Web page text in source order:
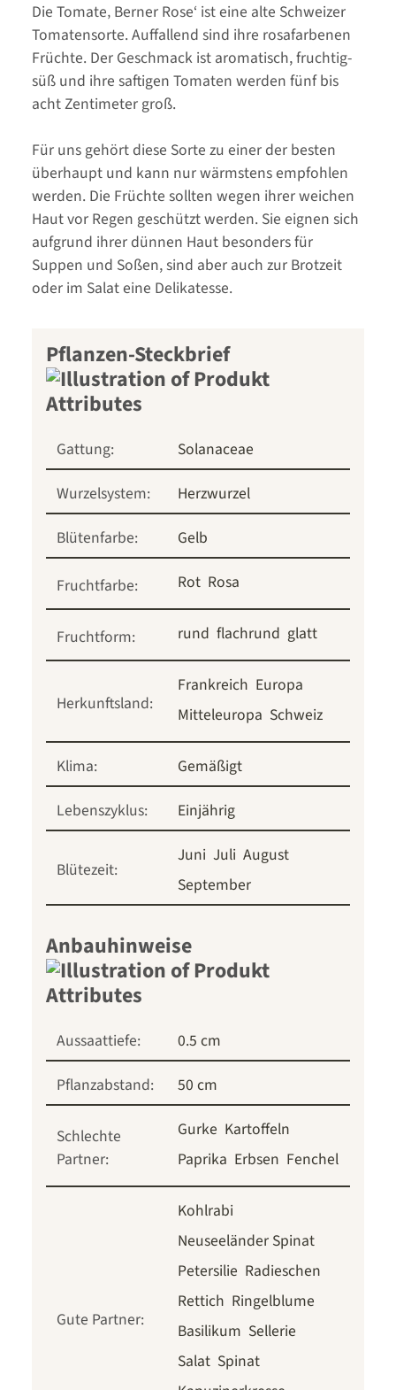
Die Tomate‚ Berner Rose‘ ist eine alte Schweizer
Tomatensorte. Auffallend sind ihre rosafarbenen
Früchte. Der Geschmack ist aromatisch, fruchtig-
süß und ihre saftigen Tomaten werden fünf bis
acht Zentimeter groß.
Für uns gehört diese Sorte zu einer der besten
überhaupt und kann nur wärmstens empfohlen
werden. Die Früchte sollten wegen ihrer weichen
Haut vor Regen geschützt werden. Sie eignen sich
aufgrund ihrer dünnen Haut besonders für
Suppen und Soßen, sind aber auch zur Brotzeit
oder im Salat eine Delikatesse.
Pflanzen-Steckbrief
Gattung:
Solanaceae
Wurzelsystem:
Herzwurzel
Blütenfarbe:
Gelb
Fruchtfarbe: Rot Rosa
Fruchtform: rund flachrund glatt
Herkunftsland:
Frankreich Europa
Mitteleuropa Schweiz
Klima:
Gemäßigt
Lebenszyklus:
Einjährig
Blütezeit:
Juni Juli August
September
Anbauhinweise
Aussaattiefe:
0.5 cm
Pflanzabstand:
50 cm
Schlechte
Partner:
Gurke Kartoffeln
Paprika Erbsen Fenchel
Gute Partner:
Kohlrabi
Neuseeländer Spinat
Petersilie Radieschen
Rettich Ringelblume
Basilikum Sellerie
Salat Spinat